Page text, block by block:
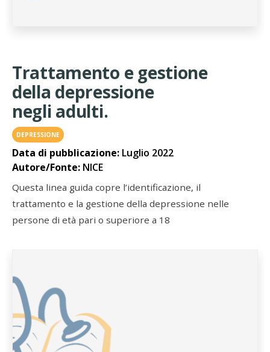
Trattamento e gestione
della depressione
negli adulti.
DEPRESSIONE
Data di pubblicazione: Luglio 2022
Autore/Fonte: NICE
Questa linea guida copre l’identificazione, il
trattamento e la gestione della depressione nelle
persone di età pari o superiore a 18